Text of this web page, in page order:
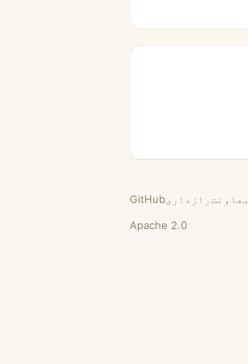
معاونترازداریGitHub
Apache 2.0